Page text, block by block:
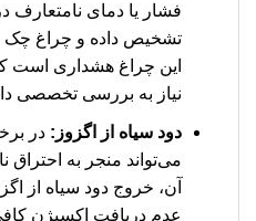
فشار یا دمای نامتعارف
تشخیص داده و چراغ چک
این چراغ هشداری است
نیاز به بررسی تخصصی
دود سیاه از اگزوز: در
می‌تواند منجر به
آن، خروج دود سیاه از
عدم دریافت اکسیژن